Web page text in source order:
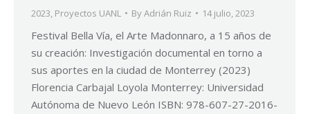
2023, Proyectos UANL ByAdrián Ruiz 14 julio, 2023
Festival Bella Vía, el Arte Madonnaro, a 15 años de
su creación: Investigación documental en torno a
sus aportes en la ciudad de Monterrey (2023)
Florencia Carbajal Loyola Monterrey: Universidad
Autónoma de Nuevo León ISBN: 978-607-27-2016-